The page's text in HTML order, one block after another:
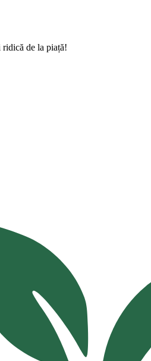
ridică de la piață!